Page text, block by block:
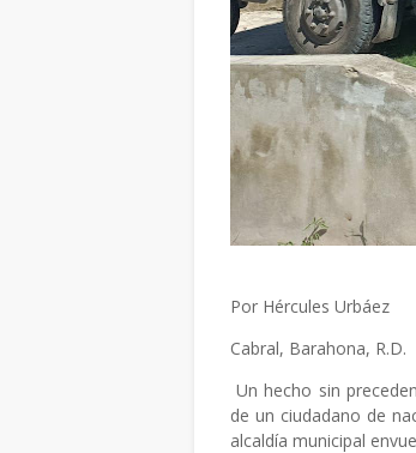
Por Hércules Urbáez
Cabral, Barahona, R.D.
Un hecho sin
de un ciudadano de
alcaldía municipal